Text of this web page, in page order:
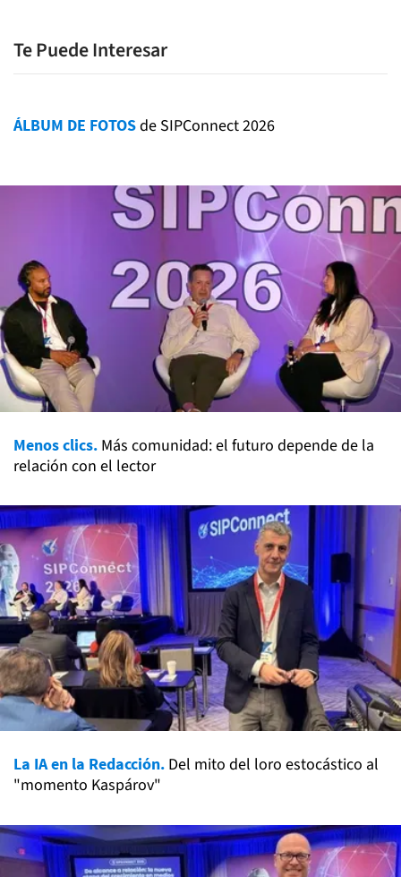
Te Puede Interesar
ÁLBUM DE FOTOSde SIPConnect 2026
Menos clics. Más comunidad: el futuro depende de la
relación con el lector
La IA en la Redacción. Del mito del loro estocástico al
"momento Kaspárov"